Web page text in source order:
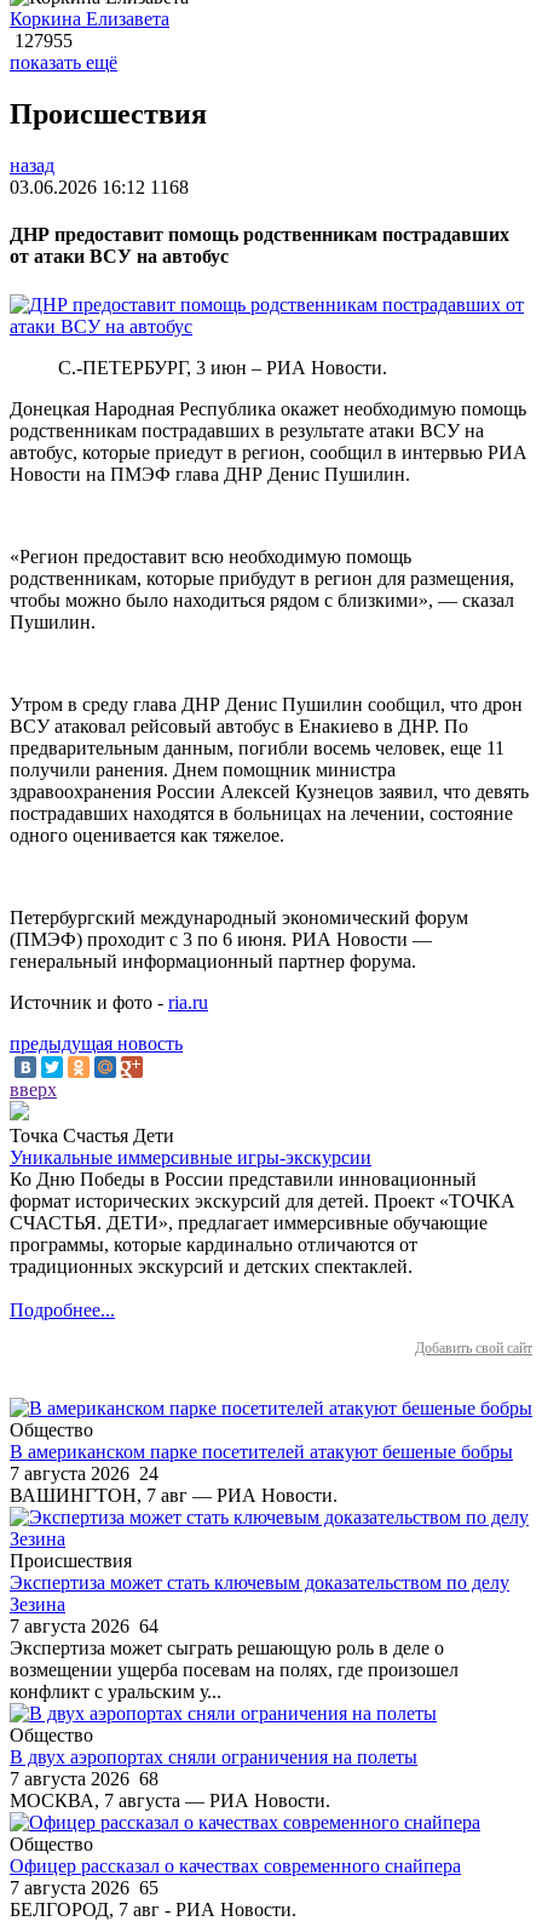
Коркина Елизавета
127955
показать ещё
Происшествия
назад
03.06.2026 16:12 1168
ДНР предоставит помощь родственникам пострадавших
от атаки ВСУ на автобус
С.-ПЕТЕРБУРГ, 3 июн – РИА Новости.
Донецкая Народная Республика окажет необходимую помощь
родственникам пострадавших в результате атаки ВСУ на
автобус, которые приедут в регион, сообщил в интервью РИА
Новости на ПМЭФ глава ДНР Денис Пушилин.
«Регион предоставит всю необходимую помощь
родственникам, которые прибудут в регион для размещения,
чтобы можно было находиться рядом с близкими», — сказал
Пушилин.
Утром в среду глава ДНР Денис Пушилин сообщил, что дрон
ВСУ атаковал рейсовый автобус в Енакиево в ДНР. По
предварительным данным, погибли восемь человек, еще 11
получили ранения. Днем помощник министра
здравоохранения России Алексей Кузнецов заявил, что девять
пострадавших находятся в больницах на лечении, состояние
одного оценивается как тяжелое.
Петербургский международный экономический форум
(ПМЭФ) проходит с 3 по 6 июня. РИА Новости —
генеральный информационный партнер форума.
Источник и фото - ria.ru
предыдущая новость
вверх
Точка Счастья Дети
Уникальные иммерсивные игры-экскурсии
Ко Дню Победы в России представили инновационный
формат исторических экскурсий для детей. Проект «ТОЧКА
СЧАСТЬЯ. ДЕТИ», предлагает иммерсивные обучающие
программы, которые кардинально отличаются от
традиционных экскурсий и детских спектаклей.
Подробнее...
Добавить свой сайт
Общество
В американском парке посетителей атакуют бешеные бобры
7 августа 2026 24
ВАШИНГТОН, 7 авг — РИА Новости.
Происшествия
Экспертиза может стать ключевым доказательством по делу
Зезина
7 августа 2026 64
Экспертиза может сыграть решающую роль в деле о
возмещении ущерба посевам на полях, где произошел
конфликт с уральским у...
Общество
В двух аэропортах сняли ограничения на полеты
7 августа 2026 68
МОСКВА, 7 августа — РИА Новости.
Общество
Офицер рассказал о качествах современного снайпера
7 августа 2026 65
БЕЛГОРОД, 7 авг - РИА Новости.